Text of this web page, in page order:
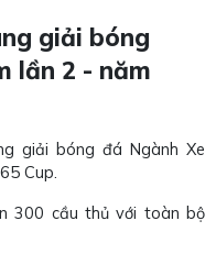
giải bóng
lần 2 - năm
giải bóng đá Ngành Xe
Cup.
300 cầu thủ với toàn bộ